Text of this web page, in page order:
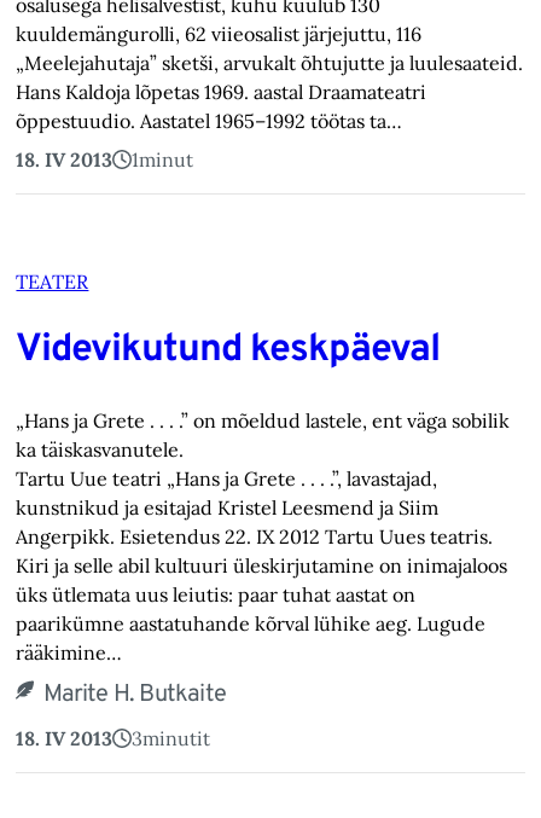
osalusega helisalvestist, kuhu kuulub 130
kuuldemängurolli, 62 viieosalist järjejuttu, 116
„Meelejahutaja” sketši, arvukalt õhtujutte ja luulesaateid.
Hans Kaldoja lõpetas 1969. aastal Draamateatri
õppestuudio. Aastatel 1965–1992 töötas ta…
18. IV 2013
1minut
TEATER
Videvikutund keskpäeval
„Hans ja Grete . . . .” on mõeldud lastele, ent väga sobilik
ka täiskasvanutele.
Tartu Uue teatri „Hans ja Grete . . . .”, lavastajad,
kunstnikud ja esitajad Kristel Leesmend ja Siim
Angerpikk. Esietendus 22. IX 2012 Tartu Uues teatris.
Kiri ja selle abil kultuuri üleskirjutamine on inimajaloos
üks ütlemata uus leiutis: paar tuhat aastat on
paarikümne aastatuhande kõrval lühike aeg. Lugude
rääkimine…
Marite H. Butkaite
18. IV 2013 3minutit